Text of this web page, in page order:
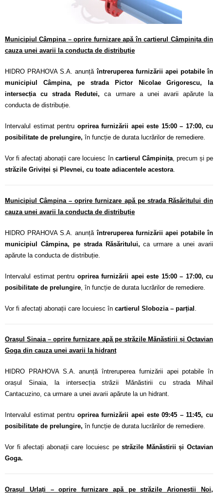
Municipiul Câmpina – oprire furnizare apă în cartierul Câmpinița din
cauza unei avarii la conducta de distribuție
HIDRO PRAHOVA S.A. anunțăîntreruperea furnizării apei potabile în
municipiul Câmpina, pe strada Pictor Nicolae Grigorescu, la
intersecția cu strada Redutei, ca urmare a unei avarii apărute la
conducta de distribuție.
Intervalul estimat pentru oprirea furnizării apei este 15:00 – 17:00, cu
posibilitate de prelungire, în funcție de durata lucrărilor de remediere.
Vor fi afectați abonații care locuiesc în cartierul Câmpinița, precum și pe
străzile Griviței și Plevnei, cu toate adiacentele acestora.
Municipiul Câmpina – oprire furnizare apă pe strada Răsăritului din
cauza unei avarii la conducta de distribuție
HIDRO PRAHOVA S.A. anunțăîntreruperea furnizării apei potabile în
municipiul Câmpina, pe strada Răsăritului, ca urmare a unei avarii
apărute la conducta de distribuție.
Intervalul estimat pentru oprirea furnizării apei este 15:00 – 17:00, cu
posibilitate de prelungire , în funcție de durata lucrărilor de remediere.
Vor fi afectați abonații care locuiesc în cartierul Slobozia – parțial
Orașul Sinaia – oprire furnizare apă pe străzile Mănăstirii și Octavian
Goga din cauza unei avarii la hidrant
HIDRO PRAHOVA S.A. anunță întreruperea furnizării apei potabile în
orașul Sinaia, la intersecția străzii Mănăstirii cu strada Mihail
Cantacuzino, ca urmare a unei avarii apărute la un hidrant.
Intervalul estimat pentru oprirea furnizării apei este 09:45 – 11:45, cu
posibilitate de prelungire, în funcție de durata lucrărilor de remediere.
Vor fi afectați abonații care locuiesc pestrăzile Mănăstirii și Octavian
Goga.
Orașul Urlați – oprire furnizare apă pe străzile Arioneștii Noi,